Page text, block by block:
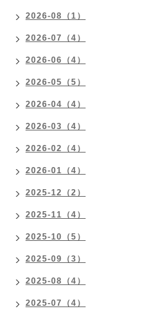
2026-08（1）
2026-07（4）
2026-06（4）
2026-05（5）
2026-04（4）
2026-03（4）
2026-02（4）
2026-01（4）
2025-12（2）
2025-11（4）
2025-10（5）
2025-09（3）
2025-08（4）
2025-07（4）